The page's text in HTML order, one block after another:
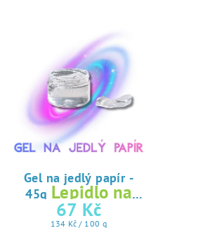
Gel na jedlý papír -
45g Lepidlo na
jedlý papír
67 Kč
Měrná
134 Kč / 100 g